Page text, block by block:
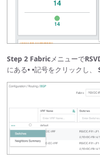
Step 2 Fabricメニューで
にある• •記号をクリックし、